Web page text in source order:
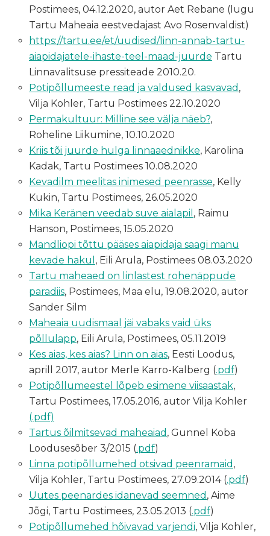
Postimees, 04.12.2020, autor Aet Rebane (lugu
Tartu Maheaia eestvedajast Avo Rosenvaldist)
https://tartu.ee/et/uudised/linn-annab-tartu-
aiapidajatele-ihaste-teel-maad-juurde Tartu
Linnavalitsuse pressiteade 2010.20.
Potipõllumeeste read ja valdused kasvavad ,
Vilja Kohler, Tartu Postimees 22.10.2020
Permakultuur: Milline see välja näeb?,
Roheline Liikumine, 10.10.2020
Kriis tõi juurde hulga linnaaednikke, Karolina
Kadak, Tartu Postimees 10.08.2020
Kevadilm meelitas inimesed peenrasse, Kelly
Kukin, Tartu Postimees, 26.05.2020
Mika Keränen veedab suve aialapil , Raimu
Hanson, Postimees, 15.05.2020
Mandliopi tõttu pääses aiapidaja saagi manu
kevade hakul , Eili Arula, Postimees 08.03.2020
Tartu maheaed on linlastest rohenäppude
paradiis, Postimees, Maa elu, 19.08.2020, autor
Sander Silm
Maheaia uudismaal jäi vabaks vaid üks
põllulapp, Eili Arula, Postimees, 05.11.2019
Kes aias, kes aias? Linn on aias, Eesti Loodus,
aprill 2017, autor Merle Karro-Kalberg (.pdf)
Potipõllumeestel lõpeb esimene viisaastak,
Tartu Postimees, 17.05.2016, autor Vilja Kohler
(.pdf)
Tartus õilmitsevad maheaiad , Gunnel Koba
Loodusesõber 3/2015 (.pdf)
Linna potipõllumehed otsivad peenramaid ,
Vilja Kohler, Tartu Postimees, 27.09.2014 (.pdf)
Uutes peenardes idanevad seemned , Aime
Jõgi, Tartu Postimees, 23.05.2013 (.pdf)
Potipõllumehed hõivavad varjendi, Vilja Kohler,